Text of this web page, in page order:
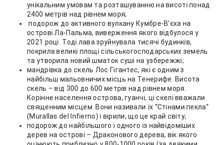
унікальним умовам та розташуванню на висоті понад
2400 метрів над рівнем моря;
подорож до активного вулкану Кумбре-В’єха на
острові Ла-Пальма, виверження якого відбулося у
2021 році. Тоді лава зруйнувала тисячі будинків,
покрила великі площі сільськогосподарських земель
та утворила новий шматок суші на узбережжі;
мандрівка до скель Лос Гігантес, які є одним з
найбільш мальовничих місць на Тенерифе. Висота
скель – від 300 до 600 метрів над рівнем моря.
Корінне населення острова, гуанчі, ці скелі вважали
священним місцем. Вони називали їх “Стінами пекла”
(Murallas del Infierno) і вірили, що це край світу;
подорож до найбільшого і одного із найвідоміших
дерев на острові – Драконового дерева, вік якого